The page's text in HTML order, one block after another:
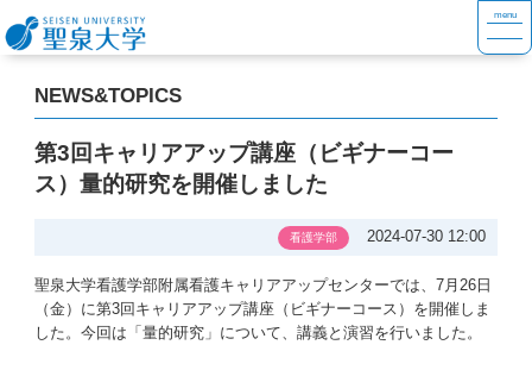
NEWS&TOPICS
第3回キャリアアップ講座（ビギナーコー
ス）量的研究を開催しました
看護学部 2024-07-30 12:00
聖泉大学看護学部附属看護キャリアアップセンターでは、7月26日
（金）に第3回キャリアアップ講座（ビギナーコース）を開催しま
した。今回は「量的研究」について、講義と演習を行いました。